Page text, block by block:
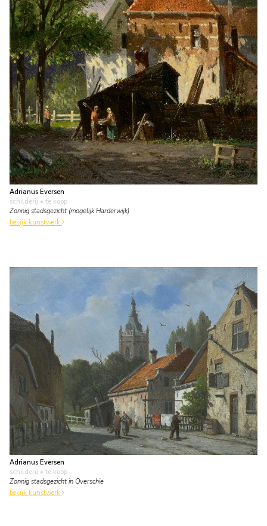
Adrianus Eversen
schilderij • te koop
Zonnig stadsgezicht (mogelijk Harderwijk)
bekijk kunstwerk
Adrianus Eversen
schilderij • te koop
Zonnig stadsgezicht in Overschie
bekijk kunstwerk